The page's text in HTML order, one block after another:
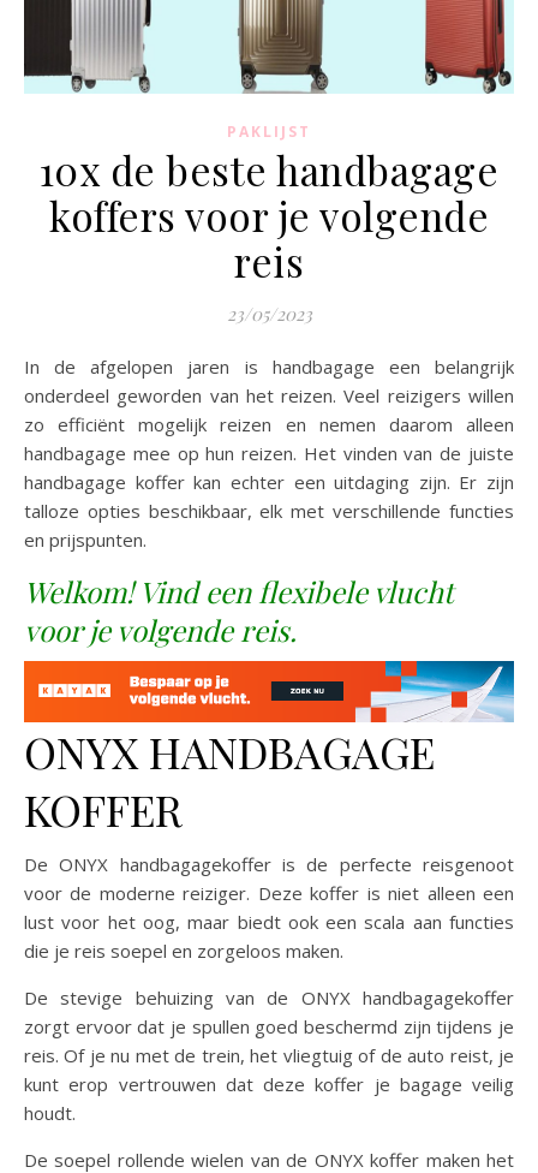
PAKLIJST
10x de beste handbagage
koffers voor je volgende
reis
23/05/2023
In de afgelopen jaren is handbagage een belangrijk
onderdeel geworden van het reizen. Veel reizigers willen
zo efficiënt mogelijk reizen en nemen daarom alleen
handbagage mee op hun reizen. Het vinden van de juiste
handbagage koffer kan echter een uitdaging zijn. Er zijn
talloze opties beschikbaar, elk met verschillende functies
en prijspunten.
Welkom! Vind een flexibele vlucht
voor je volgende reis.
ONYX HANDBAGAGE
KOFFER
De ONYX handbagagekoffer is de perfecte reisgenoot
voor de moderne reiziger. Deze koffer is niet alleen een
lust voor het oog, maar biedt ook een scala aan functies
die je reis soepel en zorgeloos maken.
De stevige behuizing van de ONYX handbagagekoffer
zorgt ervoor dat je spullen goed beschermd zijn tijdens je
reis. Of je nu met de trein, het vliegtuig of de auto reist, je
kunt erop vertrouwen dat deze koffer je bagage veilig
houdt.
De soepel rollende wielen van de ONYX koffer maken het